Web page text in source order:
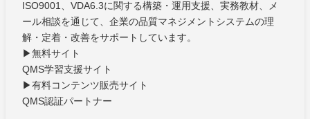
ISO9001、VDA6.3に関する構築・運用支援、実務教材、メ
ール相談を通じて、企業の品質マネジメントシステムの理
解・定着・改善をサポートしています。
▶無料サイト
QMS学習支援サイト
▶有料コンテンツ販売サイト
QMS認証パートナー